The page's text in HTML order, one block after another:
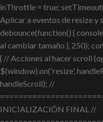
inThrottle = true;
Aplicar a eventos de resize y
debounce(function() {
al cambiar tamaño }, 250);
{ // Acciones al hacer scroll
$(window).on('resize',
handleScroll); //
INICIALIZACIÓN FINAL //